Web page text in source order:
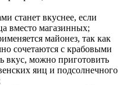
станет вкуснее, если
вместо магазинных;
майонез, так как
сочетаются с крабовыми
вкус, можно приготовить
яиц и подсолнечного